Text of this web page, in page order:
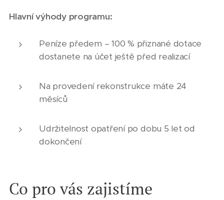
Hlavní výhody programu:
Peníze předem – 100 % přiznané dotace
dostanete na účet ještě před realizací
Na provedení rekonstrukce máte 24
měsíců
Udržitelnost opatření po dobu 5 let od
dokončení
Co pro vás zajistíme